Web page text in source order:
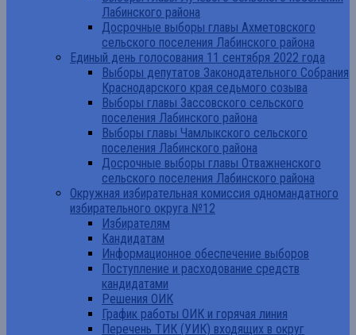
Лабинского района
Досрочные выборы главы Ахметовского
сельского поселения Лабинского района
Единый день голосования 11 сентября 2022 года
Выборы депутатов Законодательного Собрания
Краснодарского края седьмого созыва
Выборы главы Зассовского сельского
поселения Лабинского района
Выборы главы Чамлыкского сельского
поселения Лабинского района
Досрочные выборы главы Отважненского
сельского поселения Лабинского района
Окружная избирательная комиссия одномандатного
избирательного округа №12
Избирателям
Кандидатам
Информационное обеспечение выборов
Поступление и расходование средств
кандидатами
Решения ОИК
График работы ОИК и горячая линия
Перечень ТИК (УИК) входящих в округ